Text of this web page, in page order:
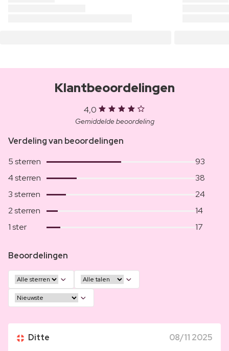
Klantbeoordelingen
4,0
Gemiddelde beoordeling
Verdeling van beoordelingen
5 sterren
93
4 sterren
38
3 sterren
24
2 sterren
14
1 ster
17
Beoordelingen
Ditte 08/11 2025